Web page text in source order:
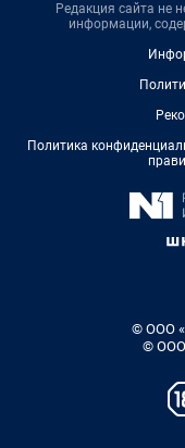
Редакция сайта не
информации,
Политика
© ООО
© ООО